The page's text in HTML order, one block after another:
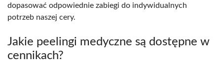
dopasować odpowiednie zabiegi do indywidualnych
potrzeb naszej cery.
Jakie peelingi medyczne są dostępne w
cennikach?